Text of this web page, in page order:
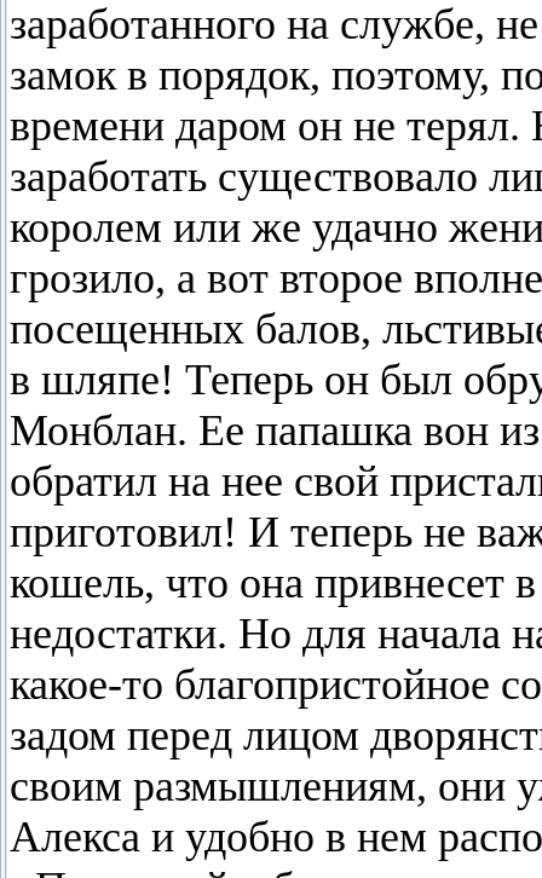
заработанного на службе,
замок в порядок, поэтому,
времени даром он не
заработать существовало
королем или же удачно
грозило, а вот второе
посещенных балов,
в шляпе! Теперь он был
Монблан. Ее папашка вон
обратил на нее свой
приготовил! И теперь не
кошель, что она привнесет
недостатки. Но для начала
какое-то благопристойное
задом перед лицом
своим размышлениям, они
Алекса и удобно в нем